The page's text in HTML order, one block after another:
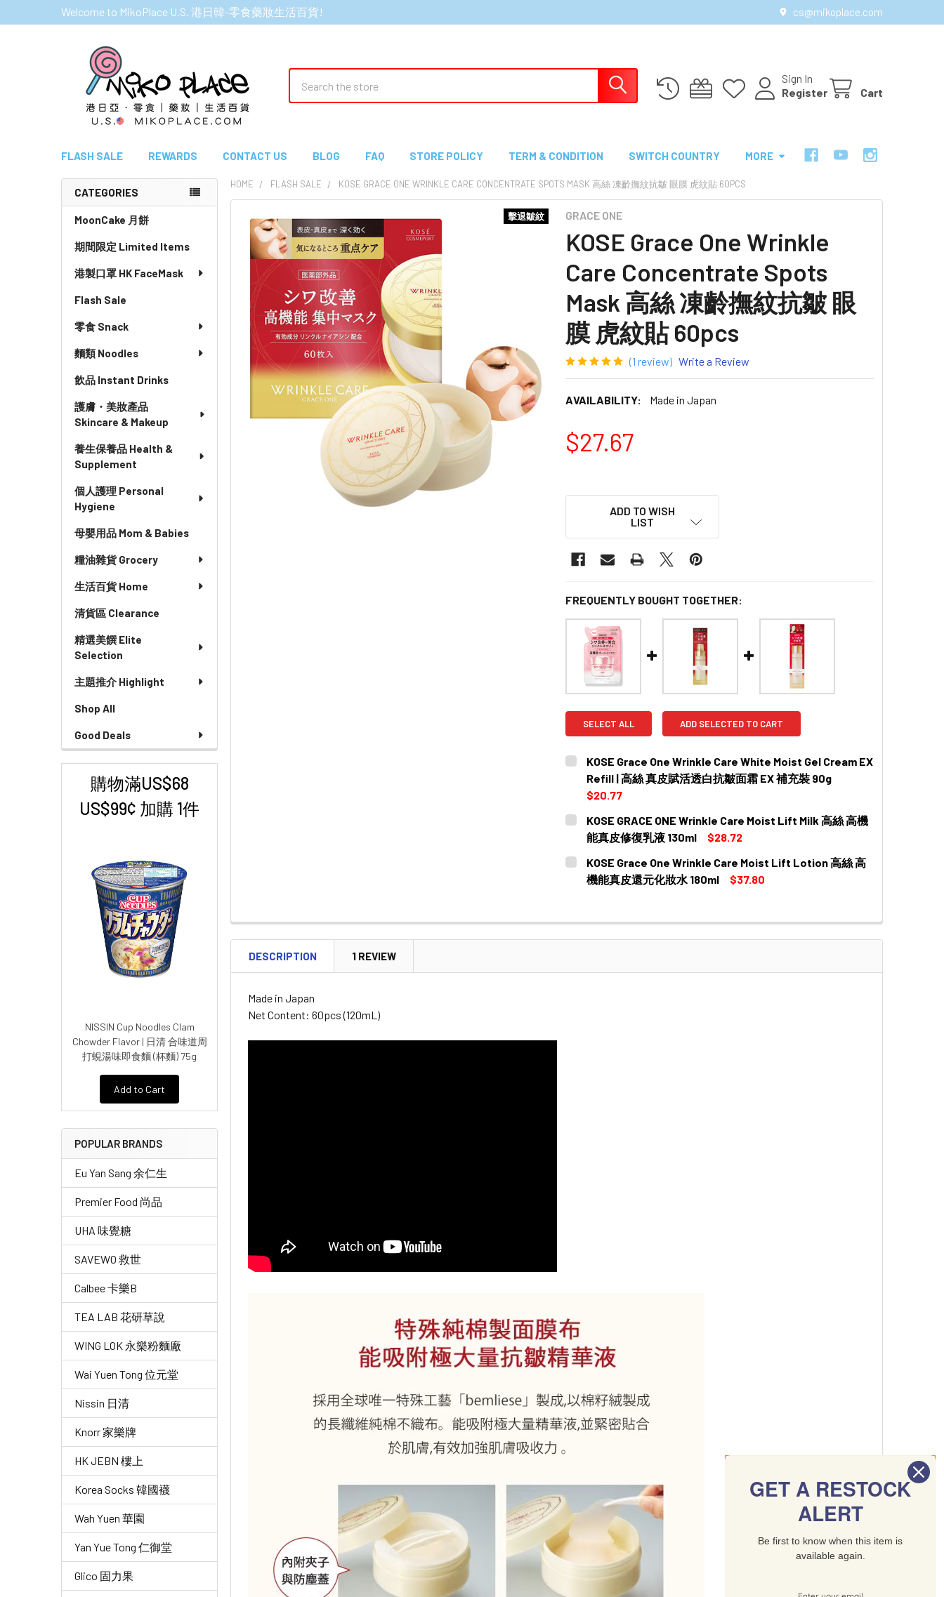
Welcome to MikoPlace U.S. 港日韓-零食藥妝生活百貨! cs@mikoplace.com
Sign In
Register
Cart
FLASH SALE REWARDS CONTACT US BLOG FAQ STORE POLICY TERM & CONDITION SWITCH COUNTRY MORE
Sidebar
CATEGORIES
MoonCake 月餅
期間限定 Limited Items
港製口罩 HK FaceMask
Flash Sale
零食 Snack
麵類 Noodles
飲品 Instant Drinks
護膚・美妝產品
Skincare & Makeup
養生保養品 Health &
Supplement
個人護理 Personal
Hygiene
母嬰用品 Mom & Babies
糧油雜貨 Grocery
生活百貨 Home
清貨區 Clearance
精選美饌 Elite
Selection
主題推介 Highlight
Shop All
Good Deals
購物滿US$68
US$99¢ 加購 1件
NISSIN Cup Noodles Clam
Chowder Flavor | 日清 合味道周
打蜆湯味即食麵 (杯麵) 75g
Add to Cart
POPULAR BRANDS
Eu Yan Sang 余仁生
Premier Food 尚品
UHA 味覺糖
SAVEWO 救世
Calbee 卡樂B
TEA LAB 花研草說
WING LOK 永樂粉麵廠
Wai Yuen Tong 位元堂
Nissin 日清
Knorr 家樂牌
HK JEBN 樓上
Korea Socks 韓國襪
Wah Yuen 華園
Yan Yue Tong 仁御堂
Glico 固力果
HOME FLASH SALE KOSE GRACE ONE WRINKLE CARE CONCENTRATE SPOTS MASK 高絲 凍齡撫紋抗皺 眼膜 虎紋貼 60PCS
GRACE ONE
KOSE Grace One Wrinkle
Care Concentrate Spots
Mask 高絲 凍齡撫紋抗皺 眼
膜 虎紋貼 60pcs
(1 review) Write a Review
AVAILABILITY: Made in Japan
擊退皺紋
$27.67
ADD TO WISH
LIST
FREQUENTLY BOUGHT TOGETHER:
SELECT ALL ADD SELECTED TO CART
KOSE Grace One Wrinkle Care White Moist Gel Cream EX
Refill | 高絲 真皮賦活透白抗皺面霜 EX 補充裝 90g
$20.77
CURRENT
STOCK:
QUANTITY:
DECREASE QUANTITY OF KOSE GRACE ONE WRINKLE CARE WHITE
INCREASE QUANTITY OF KOSE GRACE ONE WRINKLE CARE
KOSE GRACE ONE Wrinkle Care Moist Lift Milk 高絲 高機
能真皮修復乳液 130ml
$28.72
CURRENT
STOCK:
QUANTITY:
DECREASE QUANTITY OF KOSE GRACE ONE WRINKLE CARE MOIST LIFT
INCREASE QUANTITY OF KOSE GRACE ONE WRINKLE CARE
KOSE Grace One Wrinkle Care Moist Lift Lotion 高絲 高
機能真皮還元化妝水 180ml
$37.80
DECREASE QUANTITY OF KOSE GRACE ONE WRINKLE CARE MOIST LIFT
INCREASE QUANTITY OF KOSE GRACE ONE WRINKLE CARE
DESCRIPTION 1 REVIEW
Made in Japan
Net Content: 60pcs (120mL)
GET A RESTOCK
ALERT
Be first to know when this item is
available again.